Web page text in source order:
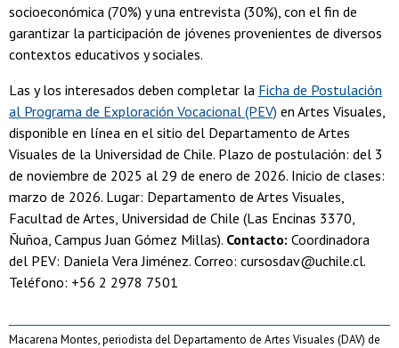
socioeconómica (70%) y una entrevista (30%), con el fin de
garantizar la participación de jóvenes provenientes de diversos
contextos educativos y sociales.
Las y los interesados deben completar la Ficha de Postulación
al Programa de Exploración Vocacional (PEV) en Artes Visuales,
disponible en línea en el sitio del Departamento de Artes
Visuales de la Universidad de Chile. Plazo de postulación: del 3
de noviembre de 2025 al 29 de enero de 2026. Inicio de clases:
marzo de 2026. Lugar: Departamento de Artes Visuales,
Facultad de Artes, Universidad de Chile (Las Encinas 3370,
Ñuñoa, Campus Juan Gómez Millas). Contacto: Coordinadora
del PEV: Daniela Vera Jiménez. Correo: cursosdav@uchile.cl.
Teléfono: +56 2 2978 7501
Macarena Montes, periodista del Departamento de Artes Visuales (DAV) de